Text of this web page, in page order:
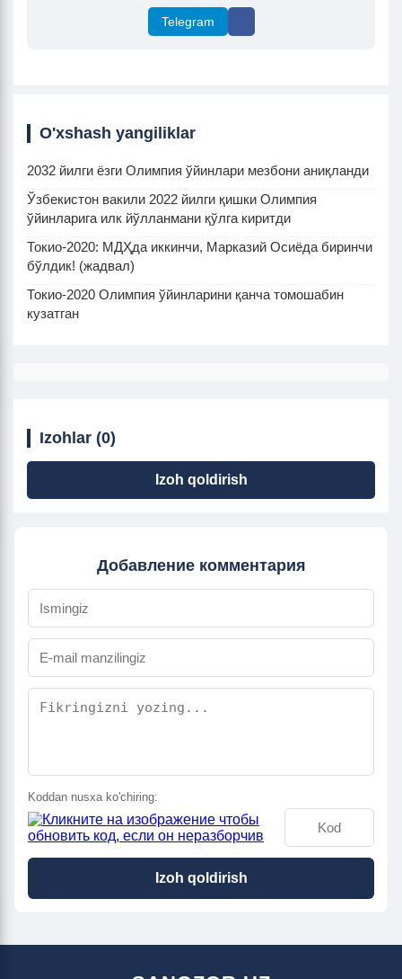
Telegram
O'xshash yangiliklar
2032 йилги ёзги Олимпия ўйинлари мезбони аниқланди
Ўзбекистон вакили 2022 йилги қишки Олимпия
ўйинларига илк йўлланмани қўлга киритди
Токио-2020: МДҲда иккинчи, Марказий Осиёда биринчи
бўлдик! (жадвал)
Токио-2020 Олимпия ўйинларини қанча томошабин
кузатган
Izohlar (0)
Izoh qoldirish
Добавление комментария
Koddan nusxa ko'chiring:
Izoh qoldirish